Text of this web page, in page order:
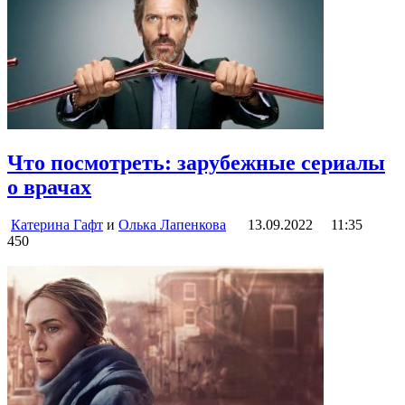
Что посмотреть: зарубежные сериалы
о врачах
Катерина Гафт и Олька Лапенкова 13.09.2022
11:35
450